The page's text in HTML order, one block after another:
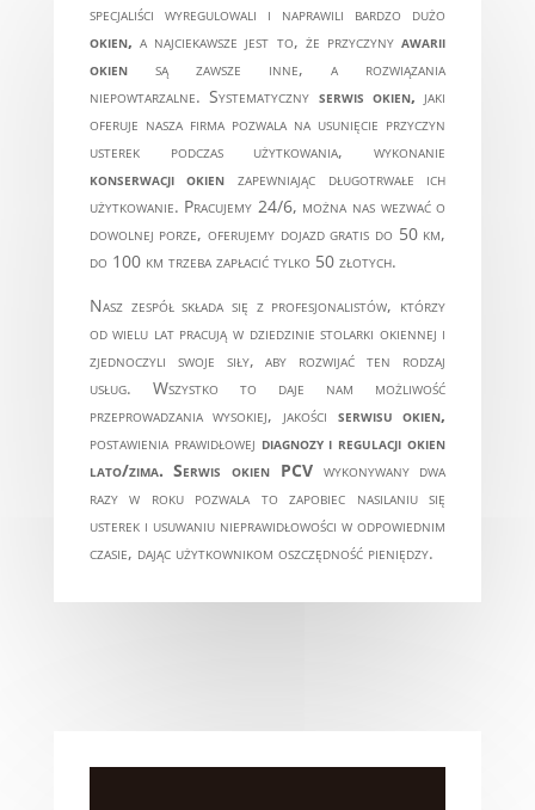
specjaliści wyregulowali i naprawili bardzo dużo
okien, a najciekawsze jest to, że przyczyny awarii
okiensą zawsze inne, a rozwiązania
niepowtarzalne. Systematyczny serwis okien, jaki
oferuje nasza firma pozwala na usunięcie przyczyn
usterek podczas użytkowania, wykonanie
konserwacji okien zapewniając długotrwałe ich
użytkowanie. Pracujemy 24/6, można nas wezwać o
dowolnej porze, oferujemy dojazd gratis do 50 km,
do 100 km trzeba zapłacić tylko 50 złotych.
Nasz zespół składa się z profesjonalistów, którzy
od wielu lat pracują w dziedzinie stolarki okiennej i
zjednoczyli swoje siły, aby rozwijać ten rodzaj
usług. Wszystko to daje nam możliwość
przeprowadzania wysokiej, jakości serwisu okien,
postawienia prawidłowej diagnozy i regulacji okien
lato/zima. Serwis okien PCVwykonywany dwa
razy w roku pozwala to zapobiec nasilaniu się
usterek i usuwaniu nieprawidłowości w odpowiednim
czasie, dając użytkownikom oszczędność pieniędzy.